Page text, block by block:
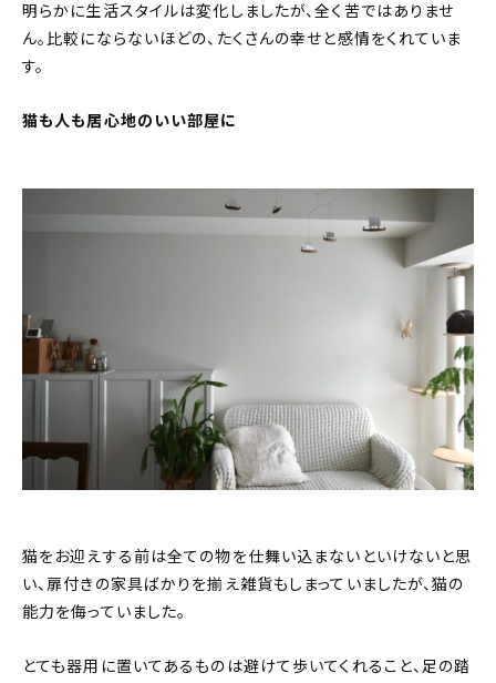
明らかに生活スタイルは変化しましたが、全く苦ではありませ
ん。比較にならないほどの、たくさんの幸せと感情をくれていま
す。
猫も人も居心地のいい部屋に
猫をお迎えする前は全ての物を仕舞い込まないといけないと思
い、扉付きの家具ばかりを揃え雑貨もしまっていましたが、猫の
能力を侮っていました。
とても器用に置いてあるものは避けて歩いてくれること、足の踏